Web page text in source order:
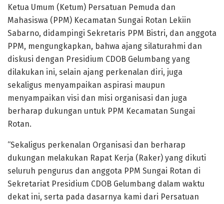
Ketua Umum (Ketum) Persatuan Pemuda dan
Mahasiswa (PPM) Kecamatan Sungai Rotan Lekiin
Sabarno, didampingi Sekretaris PPM Bistri, dan anggota
PPM, mengungkapkan, bahwa ajang silaturahmi dan
diskusi dengan Presidium CDOB Gelumbang yang
dilakukan ini, selain ajang perkenalan diri, juga
sekaligus menyampaikan aspirasi maupun
menyampaikan visi dan misi organisasi dan juga
berharap dukungan untuk PPM Kecamatan Sungai
Rotan.
“Sekaligus perkenalan Organisasi dan berharap
dukungan melakukan Rapat Kerja (Raker) yang dikuti
seluruh pengurus dan anggota PPM Sungai Rotan di
Sekretariat Presidium CDOB Gelumbang dalam waktu
dekat ini, serta pada dasarnya kami dari Persatuan